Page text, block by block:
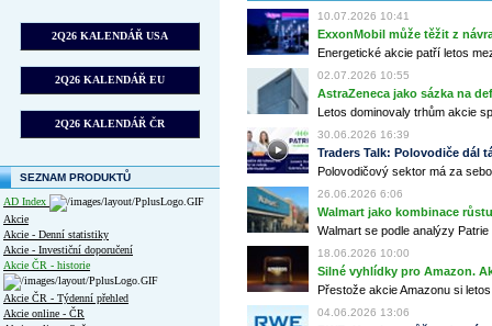
2Q26 KALENDÁŘ USA
2Q26 KALENDÁŘ EU
2Q26 KALENDÁŘ ČR
SEZNAM PRODUKTŮ
AD Index
Akcie
Akcie - Denní statistiky
Akcie - Investiční doporučení
Akcie ČR - historie
Akcie ČR - Týdenní přehled
Akcie online - ČR
10.07.2026 10:41
ExxonMobil může těžit z
Energetické akcie patří letos
02.07.2026 10:55
AstraZeneca jako sázka na
Letos dominovaly trhům akcie
30.06.2026 16:39
Traders Talk: Polovodiče dál
Polovodičový sektor má za
26.06.2026 6:06
Walmart jako kombinace
Walmart se podle analýzy
18.06.2026 10:00
Silné vyhlídky pro Amazon.
Přestože akcie Amazonu si
04.06.2026 13:06